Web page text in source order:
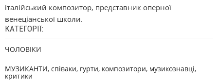
італійський композитор, представник оперної
венеціанської школи.
КАТЕГОРІЇ:
ЧОЛОВІКИ
МУЗИКАНТИ, співаки, гурти, композитори, музикознавці,
критики